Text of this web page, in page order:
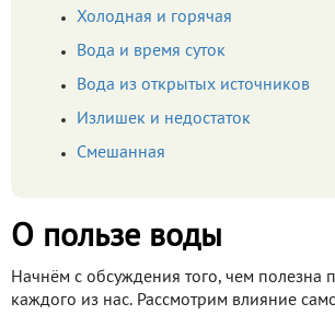
Холодная и горячая
Вода и время суток
Вода из открытых источников
Излишек и недостаток
Смешанная
О пользе воды
Начнём с обсуждения того, чем полезна
каждого из нас. Рассмотрим влияние